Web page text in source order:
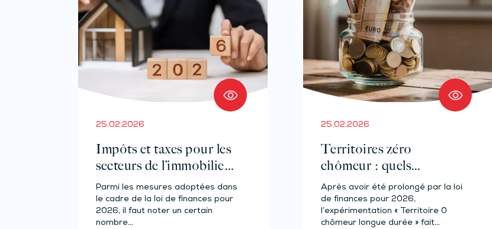
25.02.2026
Impôts et taxes pour les
secteurs de l’immobilier
et de la construction : ce
qui va changer en 2026
Parmi les mesures adoptées dans
le cadre de la loi de finances pour
2026, il faut noter un certain
nombre…
25.02.2026
Territoires zéro
chômeur : quels
paramètres en 2026 ?
Après avoir été prolongé par la loi
de finances pour 2026,
l’expérimentation « Territoire 0
chômeur longue durée » fait…